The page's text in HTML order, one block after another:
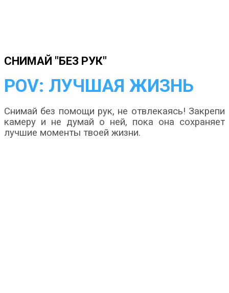
СНИМАЙ "БЕЗ РУК"
POV: ЛУЧШАЯ ЖИЗНЬ
Снимай без помощи рук, не отвлекаясь! Закрепи
камеру и не думай о ней, пока она сохраняет
лучшие моменты твоей жизни.